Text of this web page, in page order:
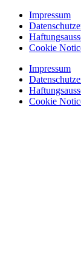
Zum
Inhalt
springen
Impressum
Cookie
Impressum
Cookie